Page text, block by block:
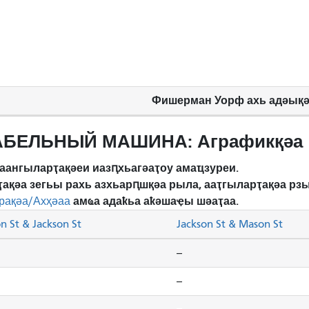
Фишерман Уорф ахь
МАШИНА: Аграфикқәа
иазԥхьагәаҭоу амаҵзуреи.
зегьы рахь азхьарԥшқәа рыла, ааҭгыларҭақәа
Ахҳәаа амҩа адаҟьа аҟәшаҿы шәаҭаа.
St & Jackson St Jackson St & Mason St
--
--